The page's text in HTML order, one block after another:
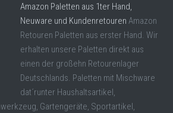
Amazon Paletten aus 1ter Hand,
Neuware und Kundenretouren Amazon
Retouren Paletten aus erster Hand. Wir
erhalten unsere Paletten direkt aus
einen der großehn Retourenlager
Deutschlands. Paletten mit Mischware
dat´runter Haushaltsartikel,
Gartengeräte, Sportartikel,